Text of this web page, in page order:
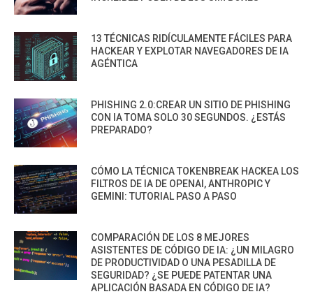
13 TÉCNICAS RIDÍCULAMENTE FÁCILES PARA
HACKEAR Y EXPLOTAR NAVEGADORES DE IA
AGÉNTICA
PHISHING 2.0:CREAR UN SITIO DE PHISHING
CON IA TOMA SOLO 30 SEGUNDOS. ¿ESTÁS
PREPARADO?
CÓMO LA TÉCNICA TOKENBREAK HACKEA LOS
FILTROS DE IA DE OPENAI, ANTHROPIC Y
GEMINI: TUTORIAL PASO A PASO
COMPARACIÓN DE LOS 8 MEJORES
ASISTENTES DE CÓDIGO DE IA: ¿UN MILAGRO
DE PRODUCTIVIDAD O UNA PESADILLA DE
SEGURIDAD? ¿SE PUEDE PATENTAR UNA
APLICACIÓN BASADA EN CÓDIGO DE IA?